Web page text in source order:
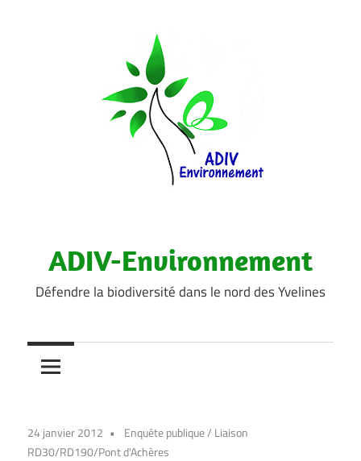
ADIV-Environnement
Défendre la biodiversité dans le nord des Yvelines
24 janvier 2012 Enquête publique/ Liaison
RD30/RD190/Pont d'Achères